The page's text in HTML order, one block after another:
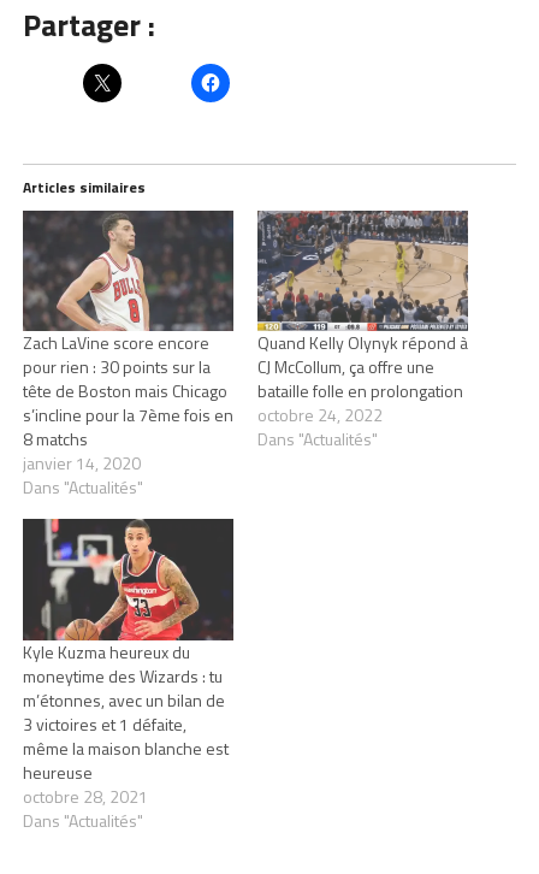
Partager :
Articles similaires
Zach LaVine score encore
pour rien : 30 points sur la
tête de Boston mais Chicago
s’incline pour la 7ème fois en
8 matchs
janvier 14, 2020
Dans "Actualités"
Quand Kelly Olynyk répond à
CJ McCollum, ça offre une
bataille folle en prolongation
octobre 24, 2022
Dans "Actualités"
Kyle Kuzma heureux du
moneytime des Wizards : tu
m’étonnes, avec un bilan de
3 victoires et 1 défaite,
même la maison blanche est
heureuse
octobre 28, 2021
Dans "Actualités"